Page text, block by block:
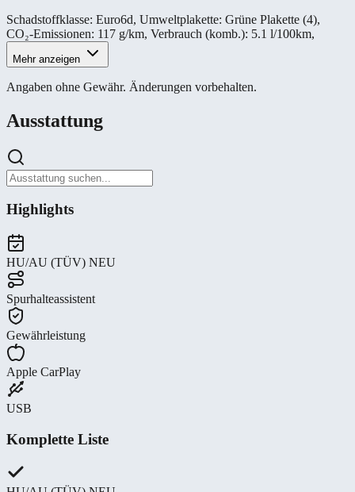
Schadstoffklasse: Euro6d, Umweltplakette: Grüne Plakette (4),
CO₂-Emissionen: 117 g/km, Verbrauch (komb.): 5.1 l/100km,
Mehr anzeigen
Angaben ohne Gewähr. Änderungen vorbehalten.
Ausstattung
Highlights
HU/AU (TÜV) NEU
Spurhalteassistent
Gewährleistung
Apple CarPlay
USB
Komplette Liste